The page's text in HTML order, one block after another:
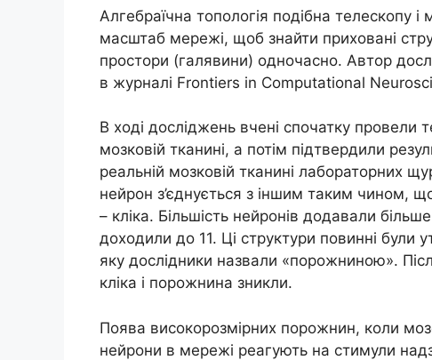
Алгебраїчна топологія подібна телескопу
масштаб мережі, щоб знайти приховані
простори (галявини) одночасно. Автор
в журналі Frontiers in Computational
В ході досліджень вчені спочатку провели
мозковій тканині, а потім підтвердили
реальній мозковій тканині лабораторних
нейрон з’єднується з іншим таким чином,
– кліка. Більшість нейронів додавали
доходили до 11. Ці структури повинні були
яку дослідники назвали «порожниною».
кліка і порожнина зникли.
Поява високорозмірних порожнин, коли
нейрони в мережі реагують на стимули